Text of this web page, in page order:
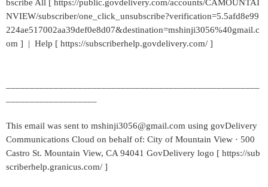
bscribe All [ https://public.govdelivery.com/accounts/CAMOUNTAI
NVIEW/subscriber/one_click_unsubscribe?verification=5.5afd8e99
224ae517002aa39def0e8d07&destination=mshinji3056%40gmail.c
om ] | Help [ https://subscriberhelp.govdelivery.com/ ]
This email was sent to mshinji3056@gmail.com using govDelivery
Communications Cloud on behalf of: City of Mountain View · 500
Castro St. Mountain View, CA 94041 GovDelivery logo [ https://sub
scriberhelp.granicus.com/ ]